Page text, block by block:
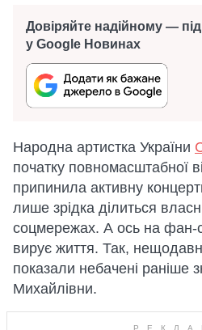
Довіряйте надійному —
у Google Новинах
Народна артистка України
початку повномасштабної
припинила активну
лише зрідка ділиться
соцмережах. А ось на фан-
вирує життя. Так,
показали небачені раніше
Михайлівни.